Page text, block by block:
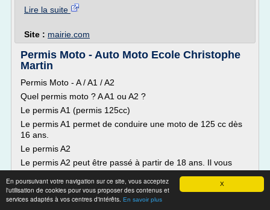
X
En poursuivant votre navigation sur ce site, vous acceptez
l'utilisation de cookies pour vous proposer des contenus et
services adaptés à vos centres d'intérêts. En savoir plus
Lire la suite
Site : mairie.com
Permis Moto - Auto Moto Ecole Christophe
Martin
Permis Moto - A / A1 / A2
Quel permis moto ? A A1 ou A2 ?
Le permis A1 (permis 125cc)
Le permis A1 permet de conduire une moto de 125 cc dès
16 ans.
Le permis A2
Le permis A2 peut être passé à partir de 18 ans. Il vous
permet de conduire des motos bridée à 47,5 CV.
Au bout de deux ans, vous pourrez obtenir le permis A
(toutes motos sans limite de puissance) après une